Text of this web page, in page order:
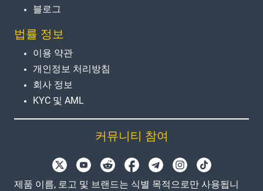
블로그
법률 정보
이용 약관
개인정보 처리방침
회사 정보
KYC 및 AML
커뮤니티 참여
제품 이름, 로고 및 브랜드는 식별 목적으로만 사용됩니